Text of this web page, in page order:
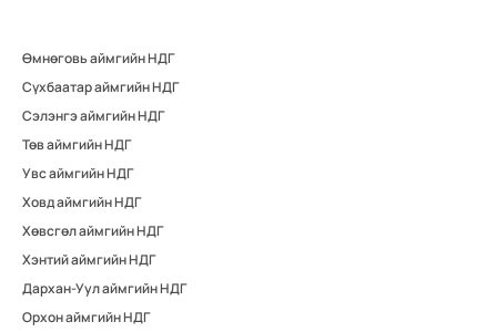
Өмнөговь аймгийн НДГ
Сүхбаатар аймгийн НДГ
Сэлэнгэ аймгийн НДГ
Төв аймгийн НДГ
Увс аймгийн НДГ
Ховд аймгийн НДГ
Хөвсгөл аймгийн НДГ
Хэнтий аймгийн НДГ
Дархан-Уул аймгийн НДГ
Орхон аймгийн НДГ